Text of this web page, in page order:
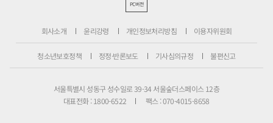
PC버전
회사소개 윤리강령 개인정보처리방침 이용자위원회
청소년보호정책 정정·반론보도 기사심의규정 불편신고
서울특별시 성동구 성수일로 39-34 서울숲더스페이스 12층
대표전화 : 1800-6522
팩스 : 070-4015-8658